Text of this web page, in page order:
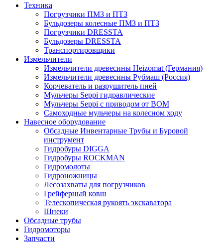
Техника
Погрузчики ПМЗ и ПТЗ
Бульдозеры колесные ПМЗ и ПТЗ
Погрузчики DRESSTA
Бульдозеры DRESSTA
Транспортировщики
Измельчители
Измельчители древесины Heizomat (Германия)
Измельчители древесины Рубмаш (Россия)
Корчеватель и разрушитель пней
Мульчеры Seppi гидравлические
Мульчеры Seppi с приводом от ВОМ
Самоходные мульчеры на колесном ходу
Навесное оборудование
Обсадные Инвентарные Трубы и Буровой
инструмент
Гидробуры DIGGA
Гидробуры ROCKMAN
Гидромолоты
Гидроножницы
Лесозахваты для погрузчиков
Грейферный ковш
Телескопическая рукоять экскаватора
Шнеки
Обсадные трубы
Гидромоторы
Запчасти